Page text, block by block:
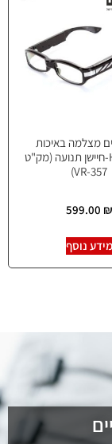
מצלמה באיכות
גבוהה-HD-חיישן תנועה (מק"ט
VR-357)
599.00 ₪
מידע נוסף